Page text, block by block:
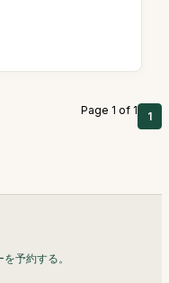
Page 1 of 1 1
を予約する。